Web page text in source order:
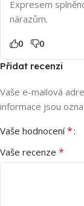
Expresem
nárazům.
0 0
Přidat recenzi
Vaše e-mailová
informace jsou
Vaše hodnocení*
Vaše recenze *